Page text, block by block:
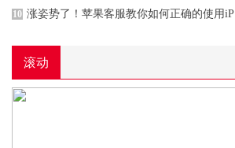
10 涨姿势了！苹果客服教你如何正确的使用iP
滚动